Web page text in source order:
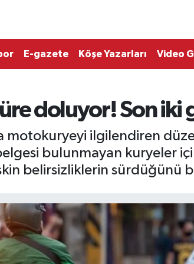
E-gazete Köşe Yazarları Video
doluyor! Son iki
ilgilendiren
bulunmayan kuryeler
belirsizliklerin sürdüğünü